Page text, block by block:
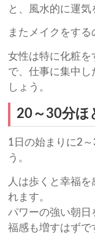
と、風水的に運気
またメイクをする
女性は特に化粧
で、仕事に集中し
しょう。
20～30分ほ
1日の始まりに2
う。
人は歩くと幸福
れます。
パワーの強い朝
福感も増すはずで